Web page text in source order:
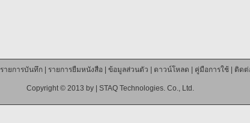
รายการบันทึก| รายการยืมหนังสือ ข้อมูลส่วนตัว ดาวน์โหลด คู่มือการใช้| ติดต่
Copyright © 2013 by | STAQ Technologies. Co., Ltd.